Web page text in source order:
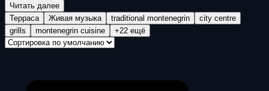
Читать далее
Терраса
Живая музыка traditional montenegrin
city centre
grills
montenegrin cuisine +22 ещё